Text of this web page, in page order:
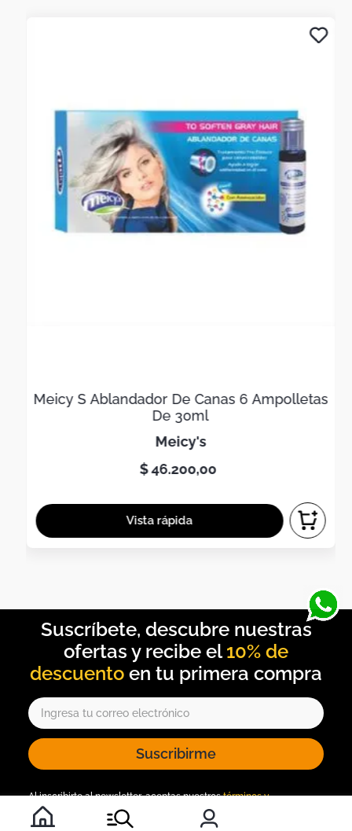
referencial para que puedas ver los atributos del producto
y al mismo tiempo es la opción 1 nuestra de despacho.
lo cual no incluye ningún adorno, ni accesorios, ni piezas
adicionales ni ningún otro elemento que lo acompañan.
Observaciones De Garantía: 1 Mes **** La garantía de este
producto es exclusivamente por defectos de fábrica, no
por daños ocasionados por mal uso o por desconocimiento
de uso del cliente. La garantía se tramitará bajo las
políticas, términos y condiciones establecidos por la
Meicy S Ablandador De Canas 6 Ampolletas
De 30ml
meicy's
$46.200,00
10% de
descuento
Suscribirme
Al inscribirte al newsletter, aceptas nuestrostérminos y
condiciones
, y nuestra política de tratamiento de información